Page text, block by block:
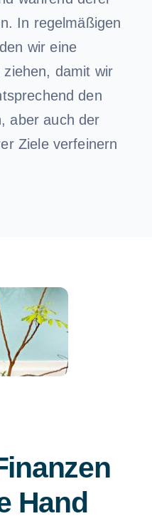
In regelmäßigen
wir eine
ziehen, damit wir
den
aber auch der
Ziele verfeinern
Hand